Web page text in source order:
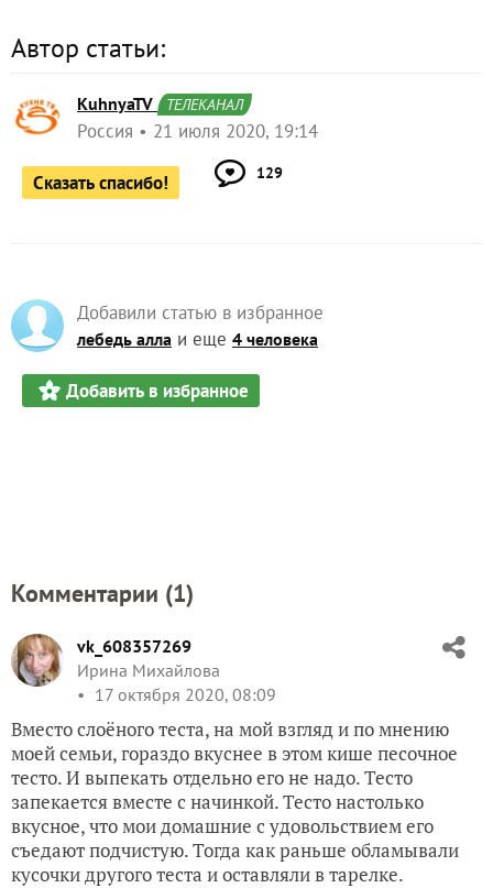
Автор статьи:
KuhnyaTV ТЕЛЕКАНАЛ
Россия 21 июля 2020, 19:14
Сказать спасибо! 129
Добавили статью в избранное
лебедь алла и еще 4 человека
Добавить в избранное
Комментарии (1)
vk_608357269
Ирина Михайлова
17 октября 2020, 08:09
Вместо слоёного теста, на мой взгляд и по мнению
моей семьи, гораздо вкуснее в этом кише песочное
тесто. И выпекать отдельно его не надо. Тесто
запекается вместе с начинкой. Тесто настолько
вкусное, что мои домашние с удовольствием его
съедают подчистую. Тогда как раньше обламывали
кусочки другого теста и оставляли в тарелке.